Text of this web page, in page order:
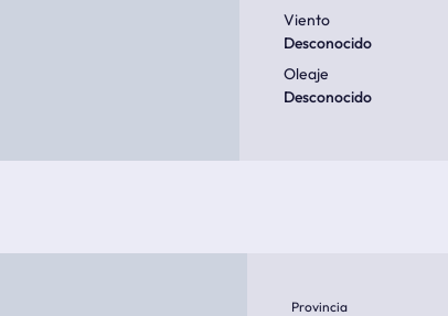
Viento
Desconocido
Oleaje
Desconocido
Provincia